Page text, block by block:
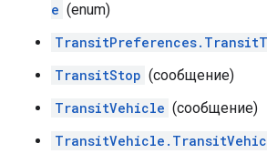
e (enum)
TransitStop (сообщение)
TransitVehicle (сообщение)